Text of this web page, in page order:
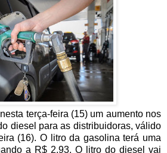
terça-feira (15) um aumento nos
diesel para as distribuidoras, válido
(16). O litro da gasolina terá uma
a R$ 2,93. O litro do diesel vai